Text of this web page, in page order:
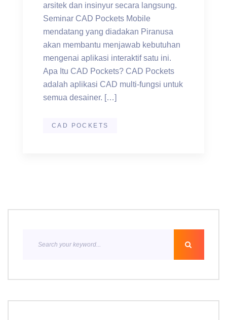
arsitek dan insinyur secara langsung.
Seminar CAD Pockets Mobile
mendatang yang diadakan Piranusa
akan membantu menjawab kebutuhan
mengenai aplikasi interaktif satu ini.
Apa Itu CAD Pockets? CAD Pockets
adalah aplikasi CAD multi-fungsi untuk
semua desainer. […]
CAD POCKETS